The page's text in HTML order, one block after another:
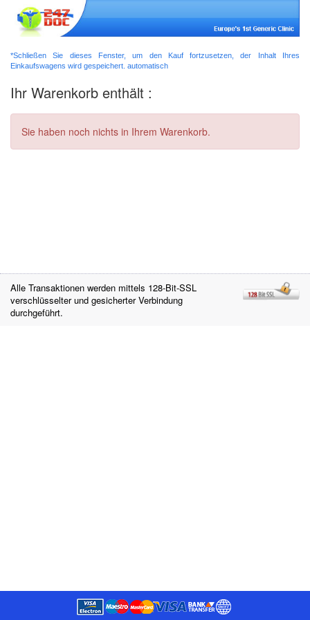
*Schließen Sie dieses Fenster, um den Kauf fortzusetzen, der Inhalt Ihres
Einkaufswagens wird gespeichert. automatisch
Ihr Warenkorb enthält :
Sie haben noch nichts in Ihrem Warenkorb.
Alle Transaktionen werden mittels 128-Bit-SSL
verschlüsselter und gesicherter Verbindung
durchgeführt.